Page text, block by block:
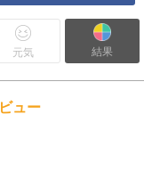
元気 結果
ュー